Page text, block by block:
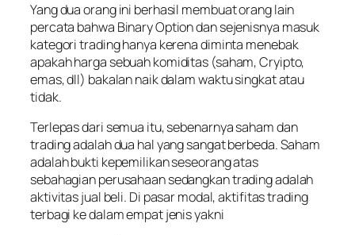
Yang dua orang ini berhasil membuat orang lain
percata bahwa Binary Option dan sejenisnya masuk
kategori trading hanya kerena diminta menebak
apakah harga sebuah komiditas (saham, Cryipto,
emas, dll) bakalan naik dalam waktu singkat atau
tidak.
Terlepas dari semua itu, sebenarnya saham dan
trading adalah dua hal yang sangat berbeda. Saham
adalah bukti kepemilikan seseorang atas
sebahagian perusahaan sedangkan trading adalah
aktivitas jual beli. Di pasar modal, aktifitas trading
terbagi ke dalam empat jenis yakni